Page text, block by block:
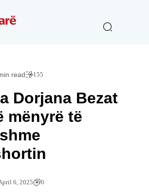
read 155
Dorjana Bezat
mënyrë të
6, 2025 0